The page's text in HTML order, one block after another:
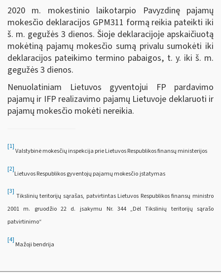
2020 m. mokestinio laikotarpio Pavyzdinę pajamų
mokesčio deklaracijos GPM311 formą reikia pateikti iki
š. m. gegužės 3 dienos. Šioje deklaracijoje apskaičiuotą
mokėtiną pajamų mokesčio sumą privalu sumokėti iki
deklaracijos pateikimo termino pabaigos, t. y. iki š. m.
gegužės 3 dienos.
Nenuolatiniam Lietuvos gyventojui FP pardavimo
pajamų ir IFP realizavimo pajamų Lietuvoje deklaruoti ir
pajamų mokesčio mokėti nereikia.
[1]
Valstybinė mokesčių inspekcija prie Lietuvos Respublikos finansų ministerijos
[2]
Lietuvos Respublikos gyventojų pajamų mokesčio įstatymas
[3]
Tikslinių teritorijų sąrašas, patvirtintas Lietuvos Respublikos finansų ministro
2001 m. gruodžio 22 d. įsakymu Nr. 344 „Dėl Tikslinių teritorijų sąrašo
patvirtinimo“
[4]
Mažoji bendrija